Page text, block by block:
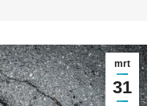
mrt
31